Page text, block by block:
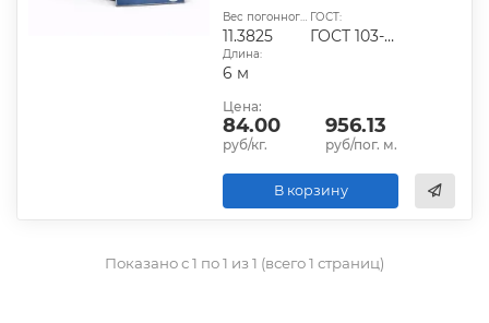
Вес погонного метра, кг:
11.3825
ГОСТ:
ГОСТ 103-2006
Длина:
6 м
Цена:
84.00
руб/кг.
956.13
руб/пог. м.
В корзину
Показано с 1 по 1 из 1 (всего 1 страниц)